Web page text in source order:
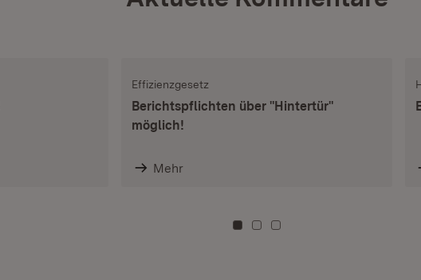
Effizienzgesetz
Berichtspflichten über "Hintertür"
möglich!
Mehr
Zu Kachel: 0
Zu Kachel: 3
Zu Kachel: 6